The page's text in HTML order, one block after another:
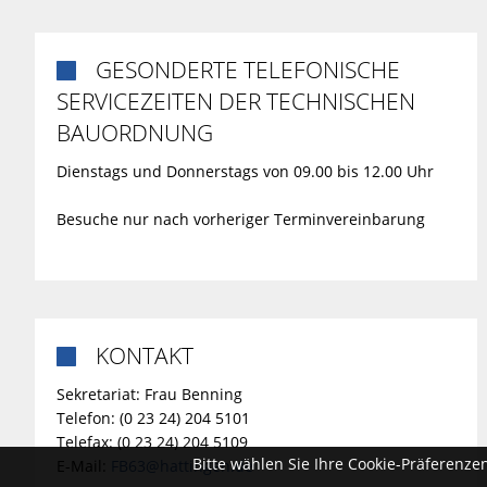

GESONDERTE TELEFONISCHE
SERVICEZEITEN DER TECHNISCHEN
BAUORDNUNG
Dienstags und Donnerstags von 09.00 bis 12.00 Uhr
Besuche nur nach vorheriger Terminvereinbarung
 KONTAKT
Sekretariat: Frau Benning
Telefon: (0 23 24) 204 5101
Telefax: (0 23 24) 204 5109
E-Mail:
FB63@hattingen.deBitte wählen Sie Ihre Cookie-